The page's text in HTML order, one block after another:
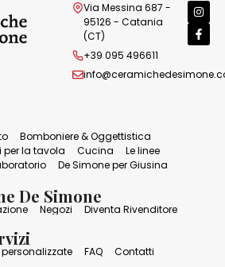
Via Messina 687 -
95126 - Catania
(CT)
+39 095 496611
Bomboniere & Oggettistica
per la tavola
Cucina
Le linee
De Simone per Giusina
De Simone
Negozi Diventa Rivenditore
FAQ Contatti